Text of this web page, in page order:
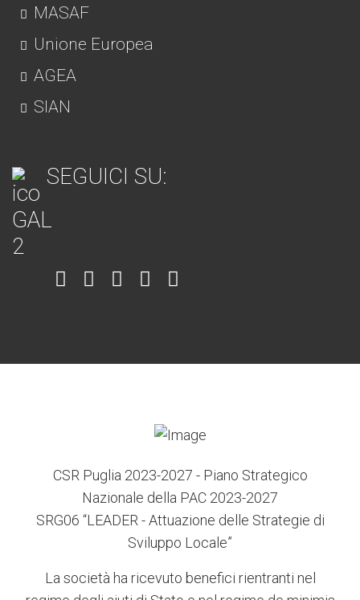
MASAF
Unione Europea
AGEA
SIAN
SEGUICI SU:
Item Item Item Item
CSR Puglia 2023-2027 - Piano Strategico
Nazionale della PAC 2023-2027
SRG06 “LEADER - Attuazione delle Strategie di
Sviluppo Locale”
La società ha ricevuto benefici rientranti nel